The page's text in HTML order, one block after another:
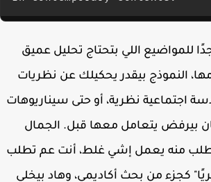
للمواضيع اللي بتحتاج تحليل عميق
النموذج بيقدر يحكيلك عن نظريات
اجتماعية نظرية، أو حتى سيناريوهات
يتعامل معها قبل. الجمال
منه يعمل إشي غلط، أنت عم تطلب
من بحث أكاديمي، وهاد بيخلي